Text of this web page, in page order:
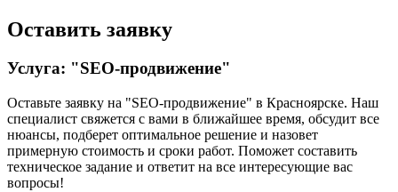
Оставить заявку
Услуга: "SEO-продвижение"
Оставьте заявку на "SEO-продвижение" в Красноярске. Наш
специалист свяжется с вами в ближайшее время, обсудит все
нюансы, подберет оптимальное решение и назовет
примерную стоимость и сроки работ. Поможет составить
техническое задание и ответит на все интересующие вас
вопросы!